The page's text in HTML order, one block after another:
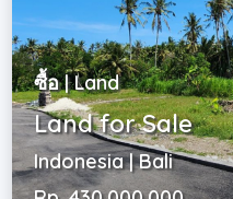
ซื้อ | Land
Land for Sale
Indonesia | Bali